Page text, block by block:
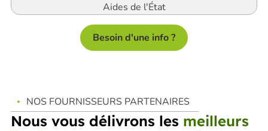
Aides de l'État
Besoin d'une info ?
NOS FOURNISSEURS PARTENAIRES
Nous vous délivrons les meilleurs